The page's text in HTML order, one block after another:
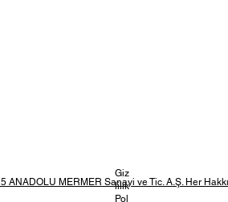
Giz
lilik
Pol
ANADOLU MERMER Sanayi ve Tic. A.Ş. Her